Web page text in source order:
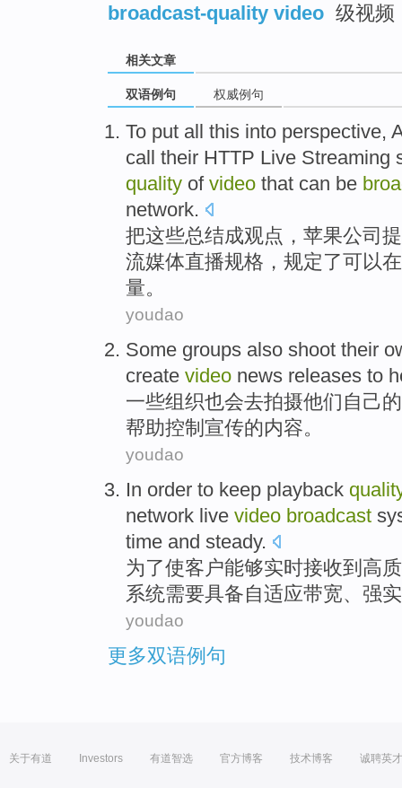
broadcast-quality video 级视频
相关文章
双语例句 权威例句
To put all this into perspective,
call their HTTP Live Streaming
quality of video that can be
network.
把这些总结成观点 ， 苹果公司
流媒体直播规格 ， 规定了可以在
量。
youdao
Some groups also shoot their
create video news releases to
一些组织也会去拍摄他们 自己的
帮助控制 宣传的内容。
youdao
In order to keep playback
network live video broadcast
time and steady.
为了使客户能够实时接收到 高
系统需要具备自适应带宽、 强
youdao
更多双语例句
关于有道 Investors 有道智选 官方博客 技术博客 诚聘英才